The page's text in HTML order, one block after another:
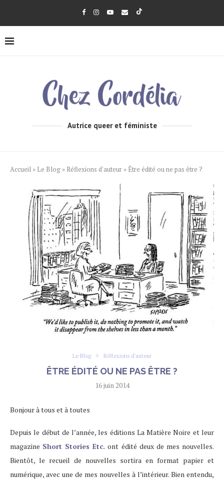
Autrice queer et féministe
Accueil » Le Blog » Réflexions d'auteur » Être édité ou ne pas être ?
Le Blog Réflexions d'auteur
ÊTRE ÉDITÉ OU NE PAS ÊTRE ?
16 juin 2014
Bonjour à tous et à toutes
Depuis le début de l’année, les éditions La Matière Noire et leur
magazine Short Stories Etc. ont édité deux de mes nouvelles.
Bientôt, le recueil de nouvelles sortira en format papier et
numérique, avec une de mes nouvelles à l’intérieur. Bien entendu,